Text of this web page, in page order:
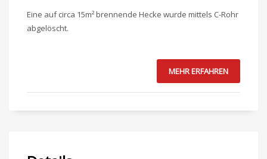
Eine auf circa 15m² brennende Hecke wurde mittels C-Rohr
abgelöscht.
MEHR ERFAHREN